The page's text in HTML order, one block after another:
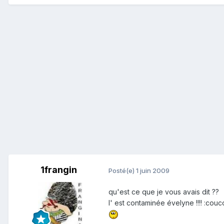
1frangin Posté(e) 1 juin 2009
qu'est ce que je vous avais dit ??
l' est contaminée évelyne !!!!